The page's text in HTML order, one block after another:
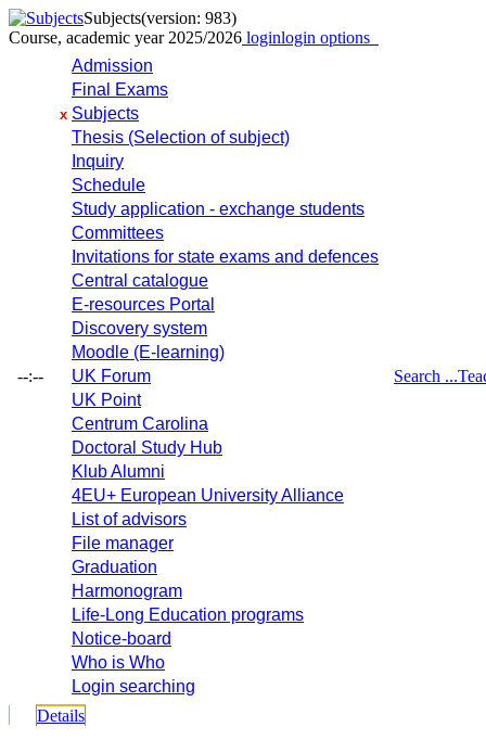
Subjects(version: 983)
Course, academic year 2025/2026 loginlogin options
--:--
Admission
Final Exams
x Subjects
Thesis (Selection of subject)
Inquiry
Schedule
Study application - exchange students
Committees
Invitations for state exams and defences
Central catalogue
E-resources Portal
Discovery system
Moodle (E-learning)
UK Forum
UK Point
Centrum Carolina
Doctoral Study Hub
Klub Alumni
4EU+ European University Alliance
List of advisors
File manager
Graduation
Harmonogram
Life-Long Education programs
Notice-board
Who is Who
Login searching
Search ...
Details